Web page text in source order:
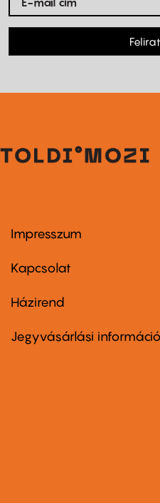
Footer
first
Impresszum
Kapcsolat
Footer
second
Házirend
Jegyvásárlási